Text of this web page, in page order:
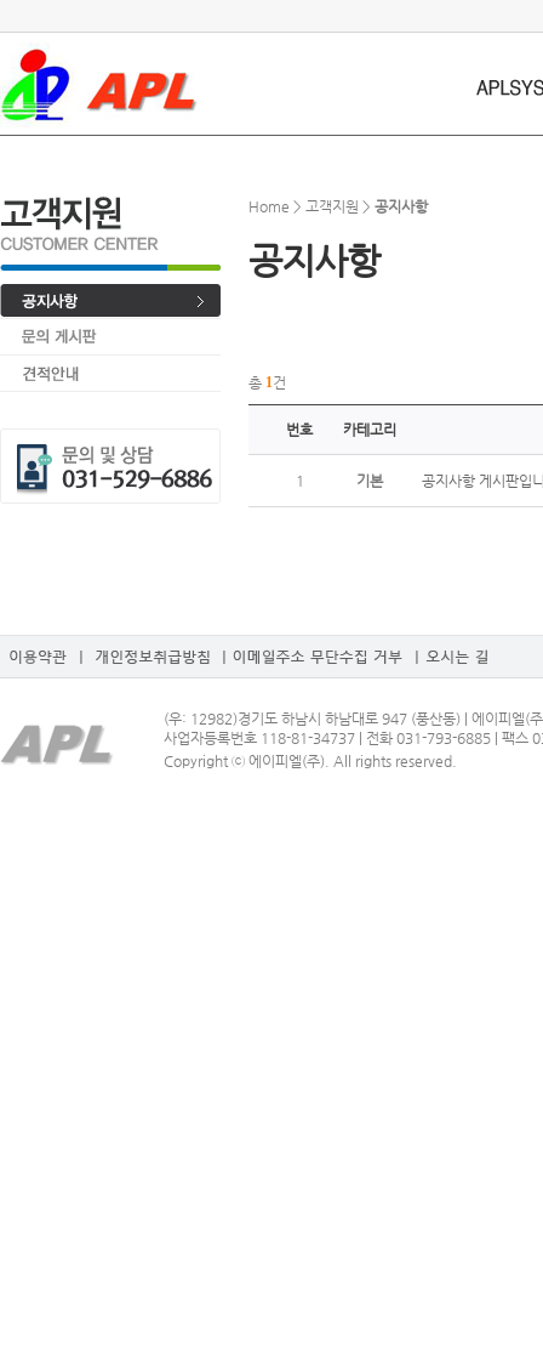
공지사항
Home > 고객지원 > 공지사항
총 1건
번호 카테고리
1 기본 공지사항 게시판입
(우: 12982)경기도 하남시 하남대로 947 (풍산동) | 에이피엘(
사업자등록번호 118-81-34737 | 전화 031-793-6885 | 팩스
Copyright ⓒ 에이피엘(주). All rights reserved.